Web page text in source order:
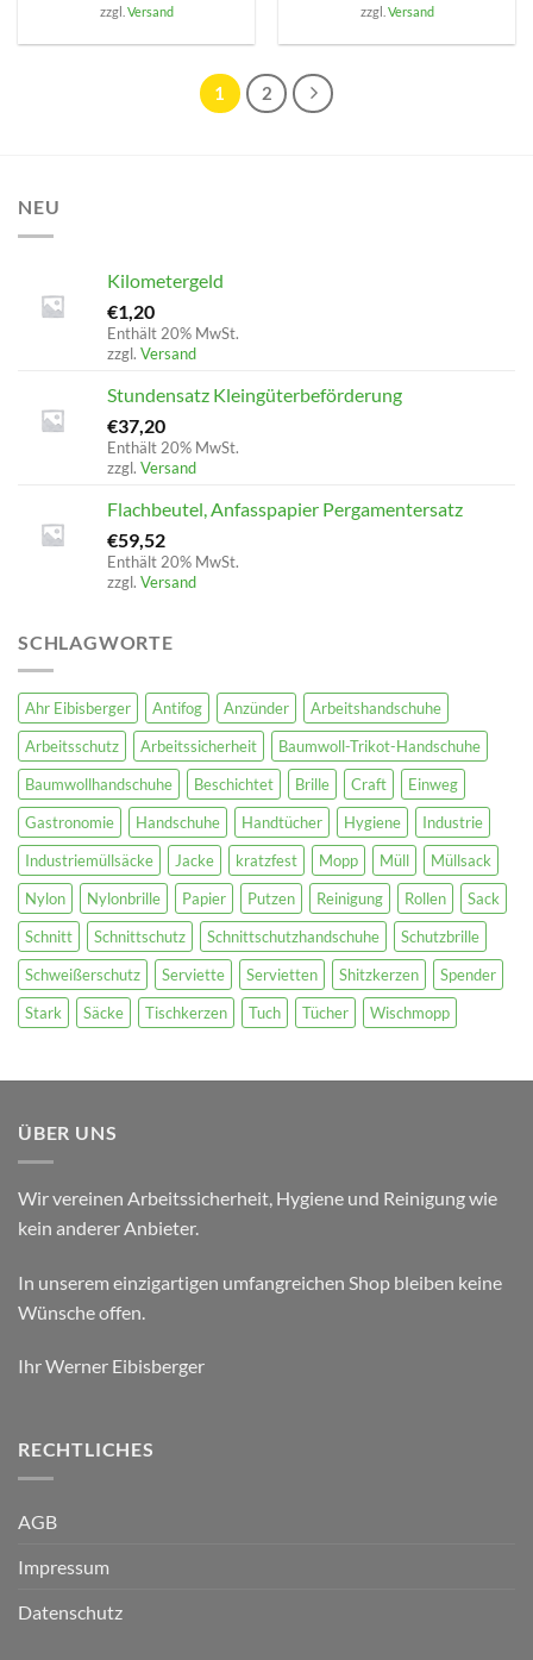
zzgl. Versand
zzgl. Versand
1 2
NEU
Kilometergeld
€1,20
Enthält 20% MwSt.
zzgl. Versand
Stundensatz Kleingüterbeförderung
€37,20
Enthält 20% MwSt.
zzgl. Versand
Flachbeutel, Anfasspapier Pergamentersatz
€59,52
Enthält 20% MwSt.
zzgl. Versand
SCHLAGWORTE
Ahr Eibisberger Antifog Anzünder
Arbeitshandschuhe
Arbeitsschutz
Arbeitssicherheit
Baumwoll-Trikot-Handschuhe
Baumwollhandschuhe
Beschichtet Brille Craft
Einweg
Gastronomie
Handschuhe Handtücher Hygiene
Industrie
Industriemüllsäcke
Jacke kratzfest Mopp Müll
Müllsack
Nylon
Nylonbrille Papier Putzen Reinigung Rollen
Sack
Schnitt
Schnittschutz Schnittschutzhandschuhe
Schutzbrille
Schweißerschutz
Serviette Servietten Shitzkerzen
Spender
Stark
Säcke Tischkerzen Tuch Tücher Wischmopp
ÜBER UNS
Wir vereinen Arbeitssicherheit, Hygiene und Reinigung wie
kein anderer Anbieter.
In unserem einzigartigen umfangreichen Shop bleiben keine
Wünsche offen.
Ihr Werner Eibisberger
RECHTLICHES
AGB
Impressum
Datenschutz